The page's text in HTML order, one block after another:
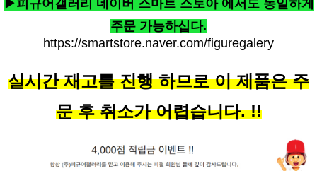
▶피규어갤러리 네이버 스마트 스토아 에서도 동일하게
주문 가능하십다.
https://smartstore.naver.com/figuregalery
실시간 재고를 진행 하므로 이 제품은 주
문 후 취소가 어렵습니다. !!